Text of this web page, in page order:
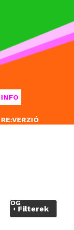
INFO
RE:VERZIÓ
BLOG
Filterek